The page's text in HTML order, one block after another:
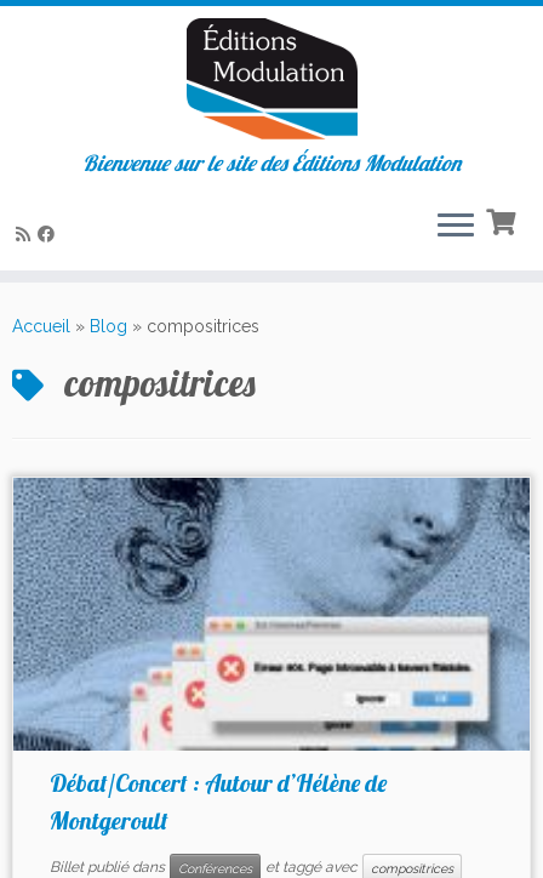
au
Bienvenue sur le site des Éditions Modulation
Accueil » Blog » compositrices
compositrices
Débat/Concert : Autour d’Hélène de
Montgeroult
Billet publié dans Conférences et taggé avec compositrices